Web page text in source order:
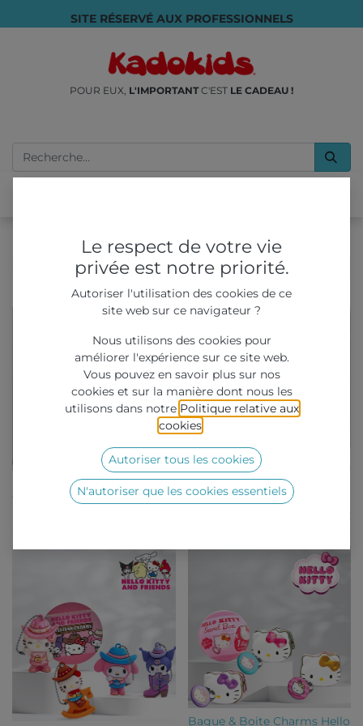
SITE RÉSERVÉ AUX PROFESSIONNELS
POUR EUX, L'IMPORTANTC'EST LE CADEAU !
Kawai
Brainrot Squishy New - Caps
Figurines 2D Hello Kitty en
Capsule 50mm
€
Bague & Boite Charms Hello
Le respect de votre vie
privée est notre priorité.
Autoriser l'utilisation des cookies de ce
site web sur ce navigateur ?
Nous utilisons des cookies pour
améliorer l'expérience sur ce site web.
Vous pouvez en savoir plus sur nos
cookies et sur la manière dont nous les
utilisons dans notre Politique relative aux
cookies
Autoriser tous les cookies
N'autoriser que les cookies essentiels